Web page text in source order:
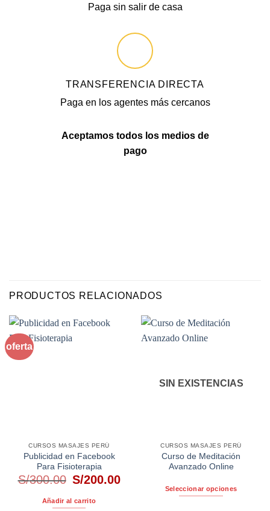
Paga sin salir de casa
TRANSFERENCIA DIRECTA
Paga en los agentes más cercanos
Aceptamos todos los medios de
pago
PRODUCTOS RELACIONADOS
oferta
CURSOS MASAJES PERÚ
Publicidad en Facebook
Para Fisioterapia
S/300.00 El
original
S/200.00El
Añadir al carrito
SIN EXISTENCIAS
CURSOS MASAJES PERÚ
Curso de Meditación
Avanzado Online
Seleccionar opciones